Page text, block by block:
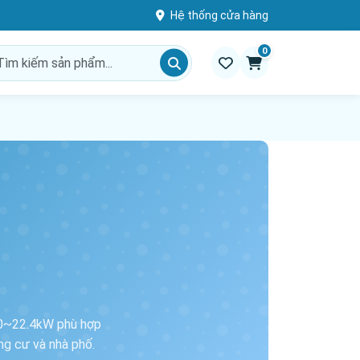
Hệ thống cửa hàng
0
phù hợp
cư và nhà phố.